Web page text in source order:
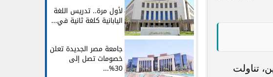
تناولت
لأول مرة.. تدريس اللغة
اليابانية كلغة ثانية في...
جامعة مصر الجديدة تعلن
خصومات تصل إلى
30%...